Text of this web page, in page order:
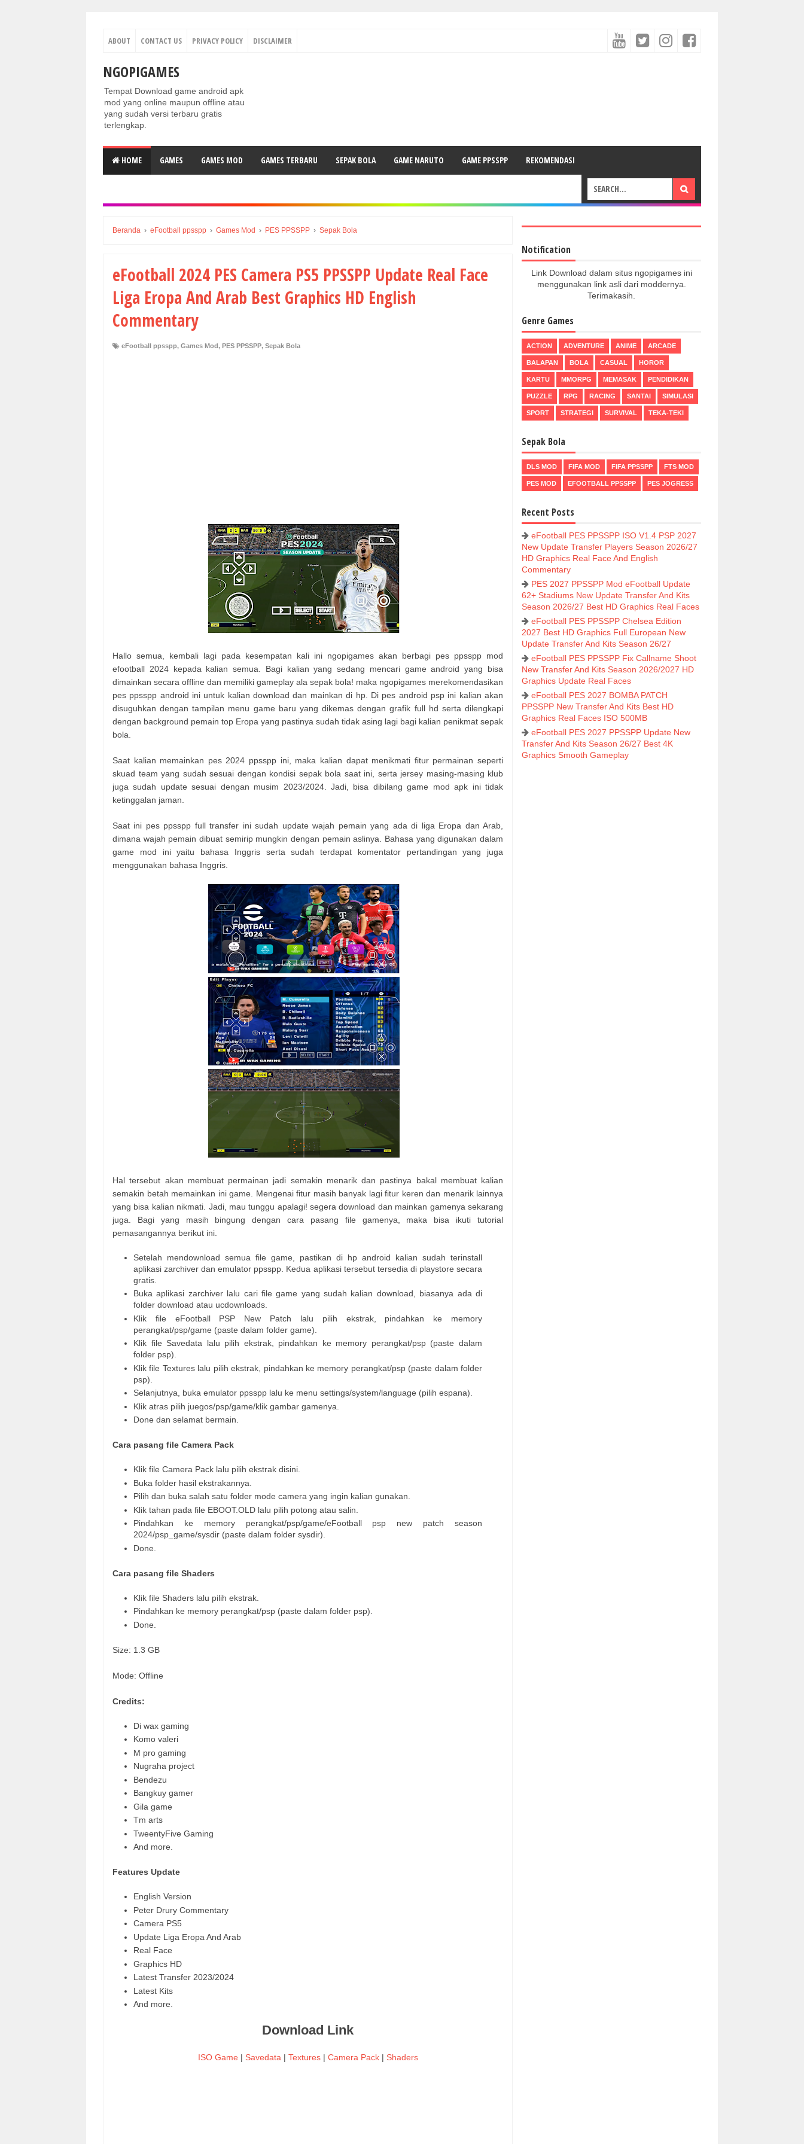
ABOUT CONTACT US PRIVACY POLICY DISCLAIMER
NGOPIGAMES
Tempat Download game android apk
mod yang online maupun offline atau
yang sudah versi terbaru gratis
terlengkap.
HOME GAMES GAMES MOD GAMES TERBARU SEPAK BOLA GAME NARUTO GAME PPSSPP REKOMENDASI
Beranda › eFootball ppsspp › Games Mod › PES PPSSPP › Sepak Bola
eFootball 2024 PES Camera PS5 PPSSPP Update Real Face
Liga Eropa And Arab Best Graphics HD English
Commentary
eFootball ppsspp, Games Mod, PES PPSSPP, Sepak Bola
Hallo semua, kembali lagi pada kesempatan kali ini ngopigames akan berbagi pes ppsspp mod
efootball 2024 kepada kalian semua. Bagi kalian yang sedang mencari game android yang bisa
dimainkan secara offline dan memiliki gameplay ala sepak bola! maka ngopigames merekomendasikan
pes ppsspp android ini untuk kalian download dan mainkan di hp. Di pes android psp ini kalian akan
disuguhkan dengan tampilan menu game baru yang dikemas dengan grafik full hd serta dilengkapi
dengan background pemain top Eropa yang pastinya sudah tidak asing lagi bagi kalian penikmat sepak
bola.
Saat kalian memainkan pes 2024 ppsspp ini, maka kalian dapat menikmati fitur permainan seperti
skuad team yang sudah sesuai dengan kondisi sepak bola saat ini, serta jersey masing-masing klub
juga sudah update sesuai dengan musim 2023/2024. Jadi, bisa dibilang game mod apk ini tidak
ketinggalan jaman.
Saat ini pes ppsspp full transfer ini sudah update wajah pemain yang ada di liga Eropa dan Arab,
dimana wajah pemain dibuat semirip mungkin dengan pemain aslinya. Bahasa yang digunakan dalam
game mod ini yaitu bahasa Inggris serta sudah terdapat komentator pertandingan yang juga
menggunakan bahasa Inggris.
Hal tersebut akan membuat permainan jadi semakin menarik dan pastinya bakal membuat kalian
semakin betah memainkan ini game. Mengenai fitur masih banyak lagi fitur keren dan menarik lainnya
yang bisa kalian nikmati. Jadi, mau tunggu apalagi! segera download dan mainkan gamenya sekarang
juga. Bagi yang masih bingung dengan cara pasang file gamenya, maka bisa ikuti tutorial
pemasangannya berikut ini.
Setelah mendownload semua file game, pastikan di hp android kalian sudah terinstall
aplikasi zarchiver dan emulator ppsspp. Kedua aplikasi tersebut tersedia di playstore secara
gratis.
Buka aplikasi zarchiver lalu cari file game yang sudah kalian download, biasanya ada di
folder download atau ucdownloads.
Klik file eFootball PSP New Patch lalu pilih ekstrak, pindahkan ke memory
perangkat/psp/game (paste dalam folder game).
Klik file Savedata lalu pilih ekstrak, pindahkan ke memory perangkat/psp (paste dalam
folder psp).
Klik file Textures lalu pilih ekstrak, pindahkan ke memory perangkat/psp (paste dalam folder
psp).
Selanjutnya, buka emulator ppsspp lalu ke menu settings/system/language (pilih espana).
Klik atras pilih juegos/psp/game/klik gambar gamenya.
Done dan selamat bermain.
Cara pasang file Camera Pack
Klik file Camera Pack lalu pilih ekstrak disini.
Buka folder hasil ekstrakannya.
Pilih dan buka salah satu folder mode camera yang ingin kalian gunakan.
Klik tahan pada file EBOOT.OLD lalu pilih potong atau salin.
Pindahkan ke memory perangkat/psp/game/eFootball psp new patch season
2024/psp_game/sysdir (paste dalam folder sysdir).
Done.
Cara pasang file Shaders
Klik file Shaders lalu pilih ekstrak.
Pindahkan ke memory perangkat/psp (paste dalam folder psp).
Done.
Size: 1.3 GB
Mode: Offline
Credits:
Di wax gaming
Komo valeri
M pro gaming
Nugraha project
Bendezu
Bangkuy gamer
Gila game
Tm arts
TweentyFive Gaming
And more.
Features Update
English Version
Peter Drury Commentary
Camera PS5
Update Liga Eropa And Arab
Real Face
Graphics HD
Latest Transfer 2023/2024
Latest Kits
And more.
Download Link
ISO Game| Savedata| Textures| Camera Pack| Shaders
Notification
Link Download dalam situs ngopigames ini
menggunakan link asli dari moddernya.
Terimakasih.
Genre Games
ACTION ADVENTURE ANIME ARCADE
BALAPAN BOLA CASUAL HOROR
KARTU MMORPG MEMASAK PENDIDIKAN
PUZZLE RPG RACING SANTAI SIMULASI
SPORT STRATEGI SURVIVAL TEKA-TEKI
Sepak Bola
DLS MOD FIFA MOD FIFA PPSSPP FTS MOD
PES MOD EFOOTBALL PPSSPP PES JOGRESS
Recent Posts
eFootball PES PPSSPP ISO V1.4 PSP 2027
New Update Transfer Players Season 2026/27
HD Graphics Real Face And English
Commentary
PES 2027 PPSSPP Mod eFootball Update
62+ Stadiums New Update Transfer And Kits
Season 2026/27 Best HD Graphics Real Faces
eFootball PES PPSSPP Chelsea Edition
2027 Best HD Graphics Full European New
Update Transfer And Kits Season 26/27
eFootball PES PPSSPP Fix Callname Shoot
New Transfer And Kits Season 2026/2027 HD
Graphics Update Real Faces
eFootball PES 2027 BOMBA PATCH
PPSSPP New Transfer And Kits Best HD
Graphics Real Faces ISO 500MB
eFootball PES 2027 PPSSPP Update New
Transfer And Kits Season 26/27 Best 4K
Graphics Smooth Gameplay